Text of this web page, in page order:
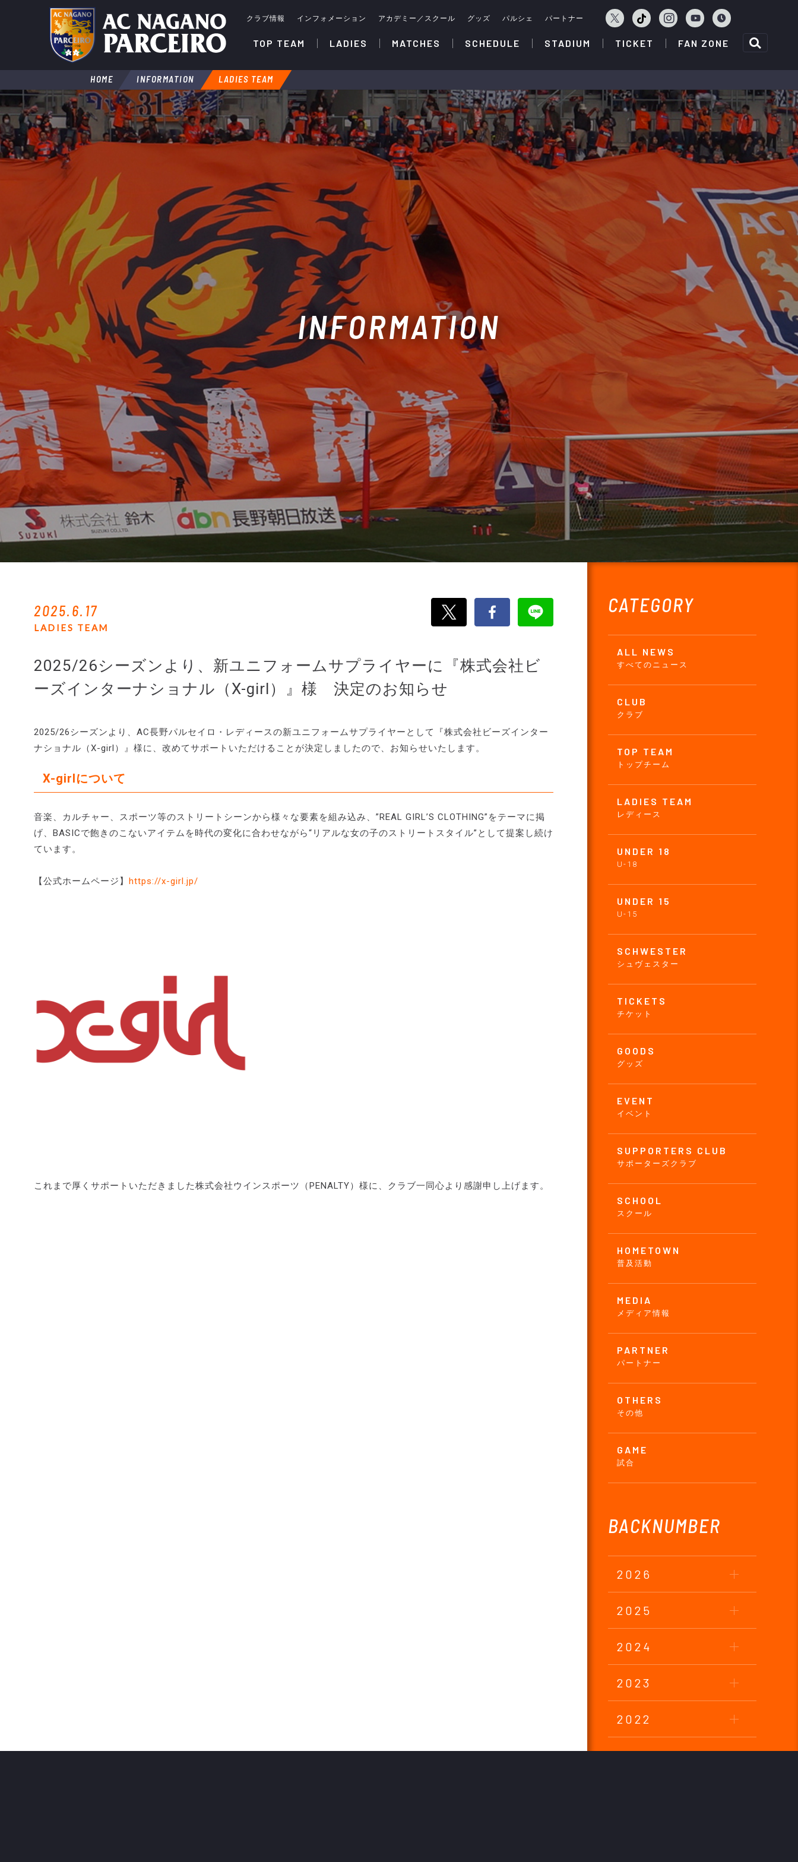
クラブ情報 インフォメーション アカデミー／スクール グッズ パルシェ パートナー
TOP TEAM LADIES MATCHES SCHEDULE STADIUM TICKET FAN ZONE
HOME INFORMATION LADIES TEAM
INFORMATION
CATEGORY
ALL NEWS
すべてのニュース
CLUB
クラブ
TOP TEAM
トップチーム
LADIES TEAM
レディース
UNDER 18
U-18
UNDER 15
U-15
SCHWESTER
シュヴェスター
TICKETS
チケット
GOODS
グッズ
EVENT
イベント
SUPPORTERS CLUB
サポーターズクラブ
SCHOOL
スクール
HOMETOWN
普及活動
MEDIA
メディア情報
PARTNER
パートナー
OTHERS
その他
GAME
試合
BACKNUMBER
2026
2025
2024
2023
2022
2021
2025.6.17
LADIES TEAM
2025/26シーズンより、新ユニフォームサプライヤーに『株式会社ビ
ーズインターナショナル（X-girl）』様 決定のお知らせ
2025/26シーズンより、AC長野パルセイロ・レディースの新ユニフォームサプライヤーとして『株式会社ビーズインター
ナショナル（X-girl）』様に、改めてサポートいただけることが決定しましたので、お知らせいたします。
X-girlについて
音楽、カルチャー、スポーツ等のストリートシーンから様々な要素を組み込み、”REAL GIRL’S CLOTHING”をテーマに掲
げ、BASICで飽きのこないアイテムを時代の変化に合わせながら“リアルな女の子のストリートスタイル”として提案し続け
ています。
【公式ホームページ】 https://x-girl.jp/
これまで厚くサポートいただきました株式会社ウインスポーツ（PENALTY）様に、クラブ一同心より感謝申し上げます。